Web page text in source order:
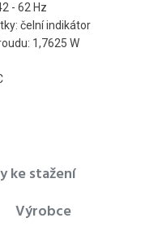
- 62 Hz
čelní indikátor
1,7625 W
ke stažení
Výrobce